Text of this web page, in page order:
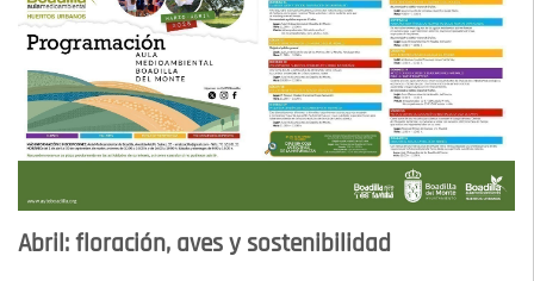
Abril: floración, aves y sostenibilidad